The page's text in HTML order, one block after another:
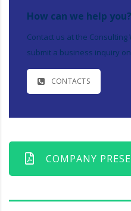
How can we help you?
Contact us at the
submit a business inquiry
CONTACTS
COMPANY